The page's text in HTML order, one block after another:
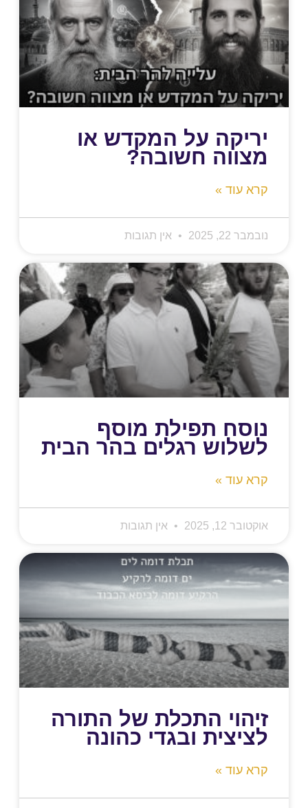
יריקה על המקדש או
מצווה חשובה?
קרא עוד »
נובמבר 22, 2025 אין תגובות
נוסח תפילת מוסף
לשלוש רגלים בהר הבית
קרא עוד »
אוקטובר 12, 2025 אין תגובות
זיהוי התכלת של התורה
לציצית ובגדי כהונה
קרא עוד »